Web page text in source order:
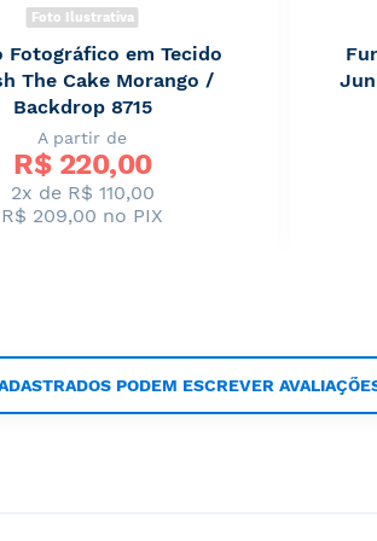
Foto Ilustrativa
Fotográfico em Tecido
The Cake Morango /
Backdrop 8715
A partir de
R$ 220,00
2x de R$ 110,00
R$ 209,00 no PIX
PODEM ESCREVER